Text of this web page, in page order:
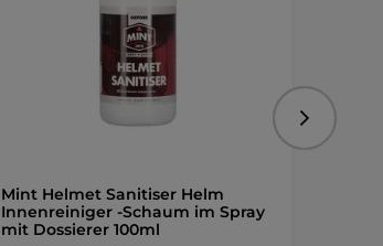
Mint Helmet Sanitiser Helm
Innenreiniger -Schaum im Spray
mit Dossierer 100ml
Folgend